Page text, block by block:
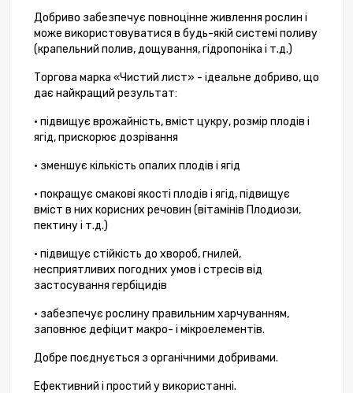
Добриво забезпечує повноцінне живлення рослин і
може використовуватися в будь-якій системі поливу
(крапельний полив, дощування, гідропоніка і т.д.)
Торгова марка «Чистий лист» - ідеальне добриво, що
дає найкращий результат:
• підвищує врожайність, вміст цукру, розмір плодів і
ягід, прискорює дозрівання
• зменшує кількість опалих плодів і ягід
• покращує смакові якості плодів і ягід, підвищує
вміст в них корисних речовин (вітамінів Плодиози,
пектину і т.д.)
• підвищує стійкість до хвороб, гнилей,
несприятливих погодних умов і стресів від
застосування гербіцидів
• забезпечує рослину правильним харчуванням,
заповнює дефіцит макро- і мікроелементів.
Добре поєднується з органічними добривами.
Ефективний і простий у використанні.